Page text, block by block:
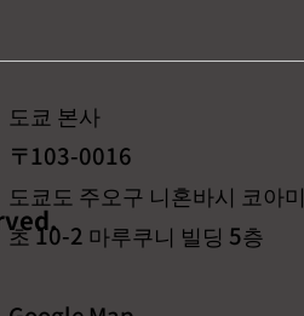
도쿄 본사
〒103-0016
도쿄도 주오구 니혼바시 코아미
초 10-2 마루쿠니 빌딩 5층